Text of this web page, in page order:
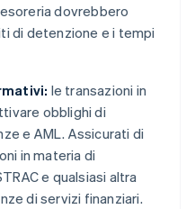
dovrebbero
di detenzione e i tempi
le transazioni in
obblighi di
e AML. Assicurati di
in materia di
e qualsiasi altra
di servizi finanziari.